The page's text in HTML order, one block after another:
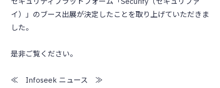
イ）」のブース出展が決定したことを取り上げていただきま
した。
是非ご覧ください。
≪ Infoseek ニュース ≫